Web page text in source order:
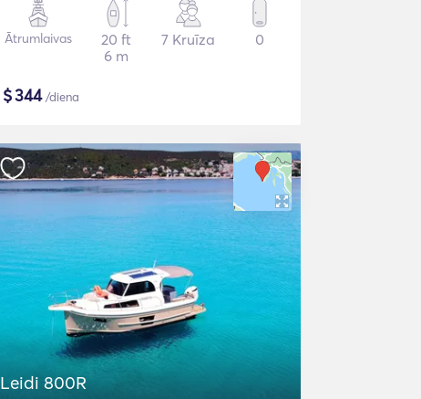
Ātrumlaivas
20 ft
6 m
7 Kruīza 0
$344/diena
Leidi 800R